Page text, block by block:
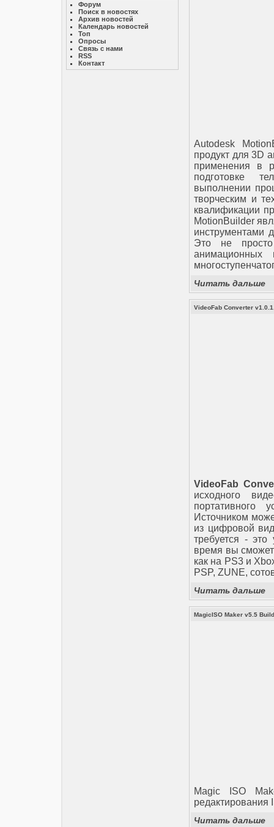
Форум
Поиск в новостях
Архив новостей
Календарь новостей
Топ
Опросы
Связь с нами
RSS
Контакт
Autodesk
продукт для 3D
применения в
подготовке
выполнении
творческим и
квалификации
MotionBuilder
инструментами
Это не просто
анимационных
Читать дальше
VideoFab Converter
VideoFab
исходного
портативного
Источником
из цифровой
требуется - это
время вы
как на PS3 и
PSP, ZUNE,
Читать дальше
MagicISO Maker v5.5
Magic ISO
редактирования
Читать дальше